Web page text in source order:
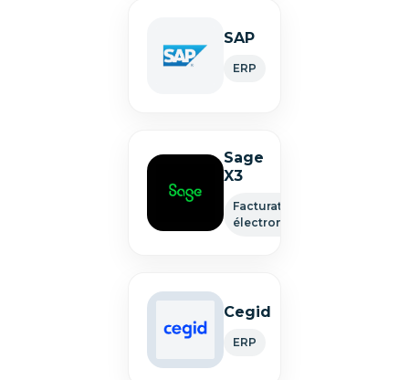
SAP
ERP
Sage
X3
Facturation
électronique
Cegid
ERP